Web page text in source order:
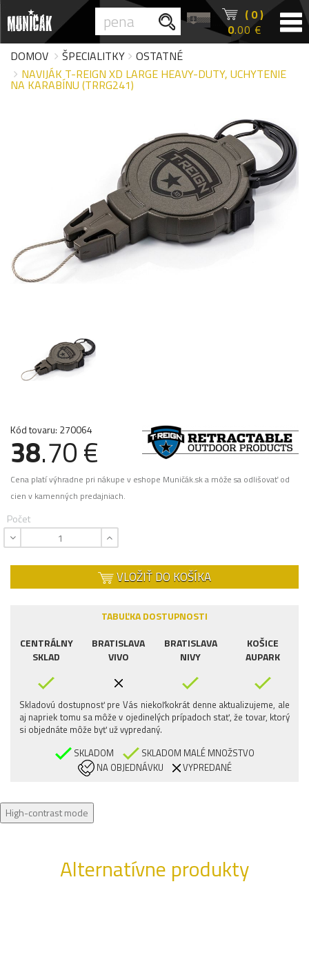
( 0 )
0.00 €
DOMOV
ŠPECIALITKY
OSTATNÉ
NAVIJÁK T-REIGN XD LARGE HEAVY-DUTY, UCHYTENIE
NA KARABÍNU (TRRG241)
Kód tovaru: 270064
38.70 €
Cena platí výhradne pri nákupe v eshope Muničák.sk a môže sa odlišovať od
cien v kamenných predajniach.
Počet
VLOŽIŤ DO KOŠÍKA
TABUĽKA DOSTUPNOSTI
CENTRÁLNY
SKLAD
BRATISLAVA
VIVO
BRATISLAVA
NIVY
KOŠICE
AUPARK
Skladovú dostupnosť pre Vás niekoľkokrát denne aktualizujeme, ale
aj napriek tomu sa môže v ojedinelých prípadoch stať, že tovar, ktorý
si objednáte môže byť už vypredaný.
SKLADOM
SKLADOM MALÉ MNOŽSTVO
NA OBJEDNÁVKU
VYPREDANÉ
High-contrast mode
Alternatívne produkty